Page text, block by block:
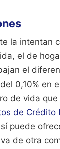
la intentan
el de
el
0,10% en
de vida
de Crédito
puede
de otra